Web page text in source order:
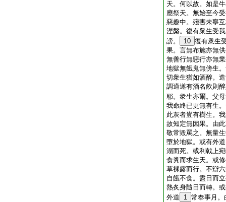
天。何以故。如是
應祭天。無始至今
惡趣中。殘害未寧
涅槃。復有衆生受
謗。
10 復有衆生
果。言無布施亦無
無善行無惡行亦無
地獄無餓鬼無傍生
切衆生猶如酒醉。
調適遂有酒名飮則
耶。衆生亦爾。父
我命終已更無有生
此灰者豈有樹生。
故知定無因果。由
敬常毀罵之。無量
墮於地獄。或有外
溺而死。或利戟上
食糞而求生天。或
草裸露而行。不辯
自餓不食。盡日而
熱炙身隨日而轉。
外道
1 常奉事月。